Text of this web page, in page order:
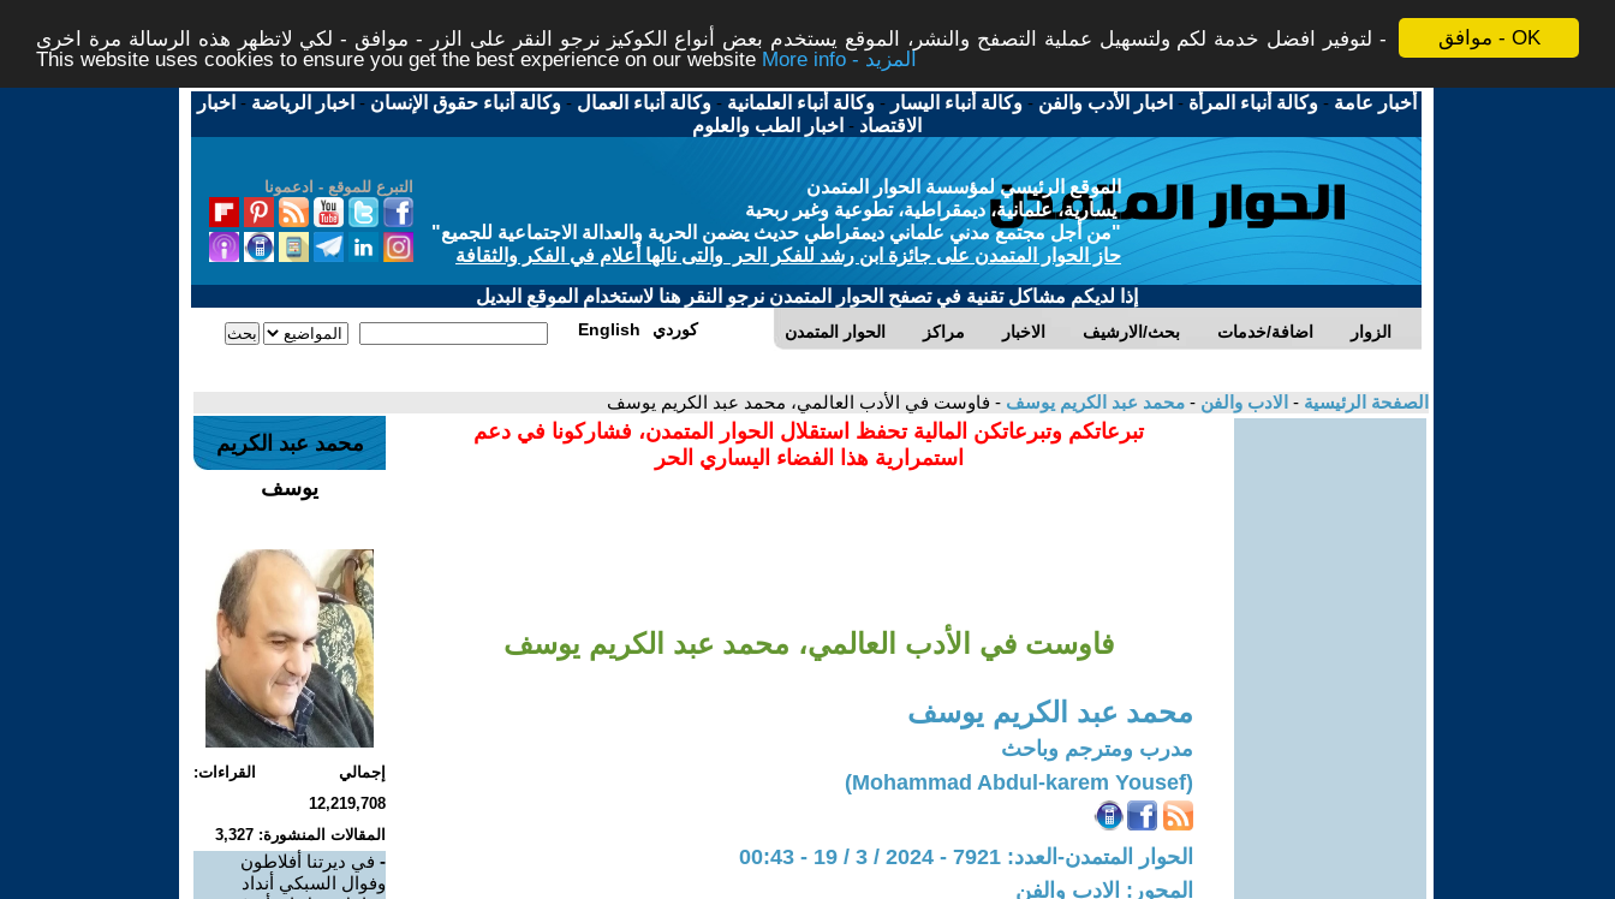
موافق - OK
لتوفير افضل خدمة لكم ولتسهيل عملية التصفح والنشر، الموقع يستخدم بعض أنواع الكوكيز نرجو النقر على الزر - موافق - لكي لاتظهر هذه الرسالة مرة اخرى -
This website uses cookies to ensure you get the best experience on our website
More info - المزيد
أخبار عامة -وكالة أنباء المرأة - اخبار الأدب والفن -وكالة أنباء اليسار -وكالة أنباء العلمانية -وكالة أنباء العمال -وكالة أنباء حقوق الإنسان - اخبار الرياضة - اخبار
الاقتصاد - اخبار الطب والعلوم
التبرع للموقع - ادعمونا
الموقع الرئيسي لمؤسسة الحوار المتمدن
يسارية، علمانية، ديمقراطية، تطوعية وغير ربحية
"من أجل مجتمع مدني علماني ديمقراطي حديث يضمن الحرية والعدالة الاجتماعية للجميع"
حاز الحوار المتمدن على جائزة ابن رشد للفكر الحر والتى نالها أعلام في الفكر والثقافة
إذا لديكم مشاكل تقنية في تصفح الحوار المتمدن نرجو النقر هنا لاستخدام الموقع البديل
الحوار المتمدن مراكز الاخبار بحث/الارشيف اضافة/خدمات الزوار English كوردي
الصفحة الرئيسية - الادب والفن - محمد عبد الكريم يوسف - فاوست في الأدب العالمي، محمد عبد الكريم يوسف
تبرعاتكم وتبرعاتكن المالية تحفظ استقلال الحوار المتمدن، فشاركونا في دعم
استمرارية هذا الفضاء اليساري الحر
فاوست في الأدب العالمي، محمد عبد الكريم يوسف
محمد عبد الكريم يوسف
مدرب ومترجم وباحث
(Mohammad Abdul-karem Yousef)
الحوار المتمدن-العدد: 7921 - 2024 / 3 / 19 - 00:43
المحور: الادب والفن
محمد عبد الكريم
يوسف
إجمالي القراءات:
12,219,708
المقالات المنشورة: 3,327
- في ديرتنا أفلاطون
وفوال السبكي أنداد